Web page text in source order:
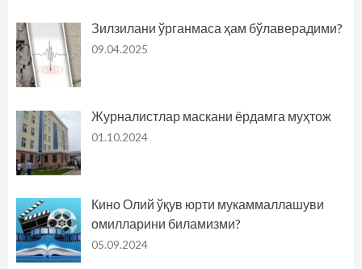
Зилзилани ўрганмаса ҳам бўлаверадими?
09.04.2025
Журналистлар маскани ёрдамга муҳтож
01.10.2024
Кино Олий ўқув юрти мукаммаллашуви
омилларини биламизми?
05.09.2024